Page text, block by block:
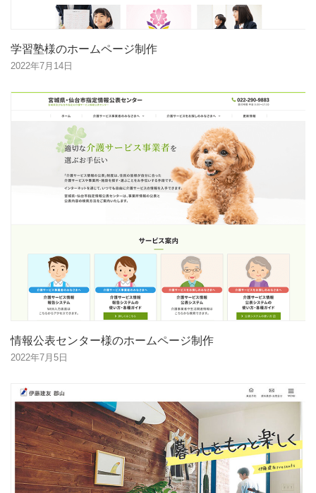
学習塾様のホームページ制作
2022年7月14日
情報公表センター様のホームページ制作
2022年7月5日